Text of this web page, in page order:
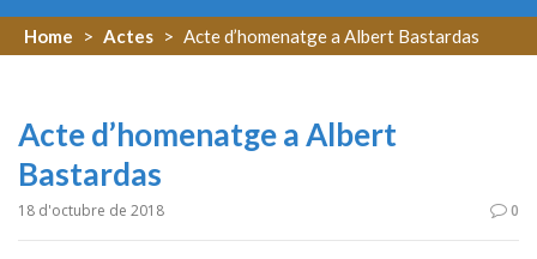
Home > Actes > Acte d’homenatge a Albert Bastardas
Acte d’homenatge a Albert
Bastardas
18 d'octubre de 2018 0